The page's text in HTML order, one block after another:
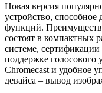
Новая версия
устройство,
функций.
состоят в компактных
системе,
поддержке голосового
Chromecast и удобное
девайса – вывод